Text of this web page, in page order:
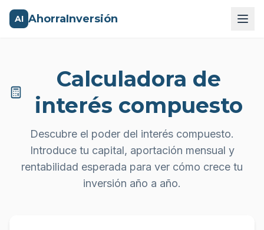
AI AhorraInversión
Calculadora de
interés compuesto
Descubre el poder del interés compuesto.
Introduce tu capital, aportación mensual y
rentabilidad esperada para ver cómo crece tu
inversión año a año.